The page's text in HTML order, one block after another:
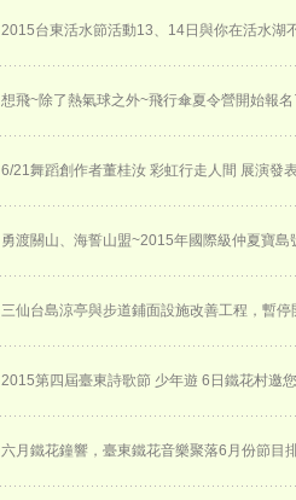
2015台東活水節活動13、14日與你在活水湖
想飛~除了熱氣球之外~飛行傘夏令營開始報名
6/21舞蹈創作者董桂汝 彩虹行走人間 展演發
勇渡關山、海誓山盟~2015年國際級仲夏寶島
三仙台島涼亭與步道鋪面設施改善工程，暫停
2015第四屆臺東詩歌節 少年遊 6日鐵花村邀
六月鐵花鐘響，臺東鐵花音樂聚落6月份節目